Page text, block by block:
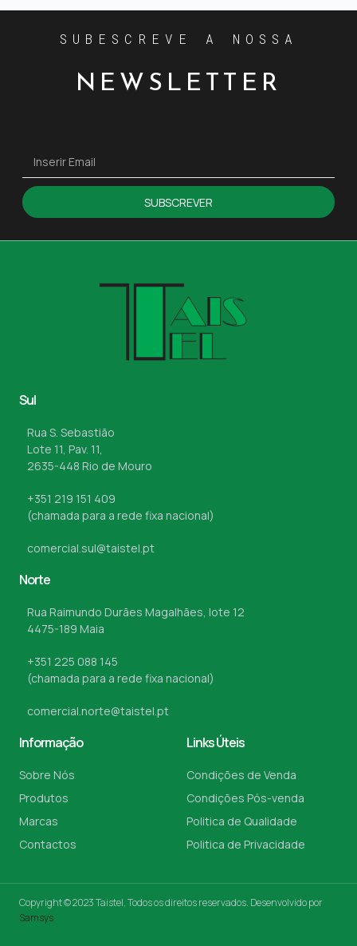
SUBESCREVE A NOSSA
NEWSLETTER
SUBSCREVER
Sul
Rua S. Sebastião
Lote 11, Pav. 11,
2635-448 Rio de Mouro
+351 219 151 409
(chamada para a rede fixa nacional)
comercial.sul@taistel.pt
Norte
Rua Raimundo Durães Magalhães, lote 12
4475-189 Maia
+351 225 088 145
(chamada para a rede fixa nacional)
comercial.norte@taistel.pt
Informação
Sobre Nós
Produtos
Marcas
Contactos
Links Úteis
Condições de Venda
Condições Pós-venda
Politica de Qualidade
Politica de Privacidade
Copyright © 2023 Taistel, Todos os direitos reservados. Desenvolvido por
Samsys